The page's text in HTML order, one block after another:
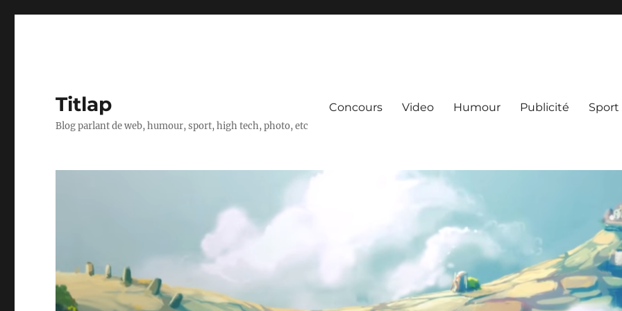
Titlap
Blog parlant de web, humour, sport, high tech, photo, etc
Concours Video Humour Publicité Sport